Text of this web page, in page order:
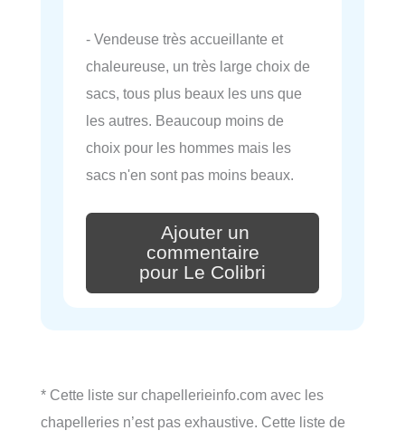
- Vendeuse très accueillante et
chaleureuse, un très large choix de
sacs, tous plus beaux les uns que
les autres. Beaucoup moins de
choix pour les hommes mais les
sacs n'en sont pas moins beaux.
Ajouter un
commentaire
pour Le Colibri
* Cette liste sur chapellerieinfo.com avec les
chapelleries n’est pas exhaustive. Cette liste de